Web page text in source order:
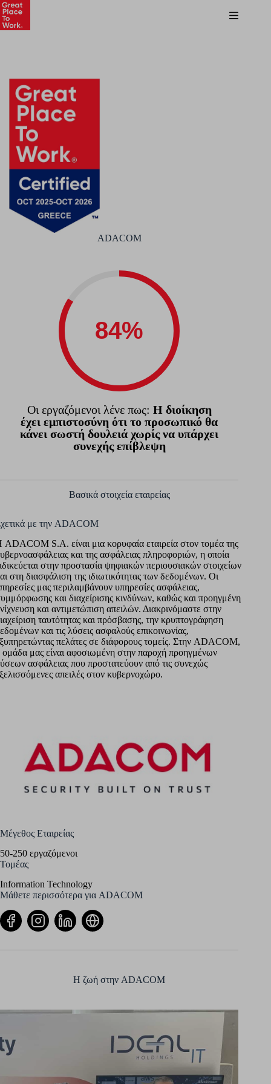
ADACOM
Οι εργαζόμενοι λένε πως: Η διοίκηση
έχει εμπιστοσύνη ότι το προσωπικό θα
κάνει σωστή δουλειά χωρίς να υπάρχει
συνεχής επίβλεψη
Βασικά στοιχεία εταιρείας
με την ADACOM
ADACOM S.A. είναι μια κορυφαία εταιρεία στον τομέα της
και της ασφάλειας πληροφοριών, η οποία
στην προστασία ψηφιακών περιουσιακών στοιχείων
στη διασφάλιση της ιδιωτικότητας των δεδομένων. Οι
μας περιλαμβάνουν υπηρεσίες ασφάλειας,
και διαχείρισης κινδύνων, καθώς και προηγμένη
και αντιμετώπιση απειλών. Διακρινόμαστε στην
ταυτότητας και πρόσβασης, την κρυπτογράφηση
και τις λύσεις ασφαλούς επικοινωνίας,
πελάτες σε διάφορους τομείς. Στην ADACOM,
ομάδα μας είναι αφοσιωμένη στην παροχή προηγμένων
ασφάλειας που προστατεύουν από τις συνεχώς
απειλές στον κυβερνοχώρο.
Μέγεθος Εταιρείας
50-250 εργαζόμενοι
Τομέας
Information Technology
Μάθετε περισσότερα για ADACOM
H ζωή στην ADACOM